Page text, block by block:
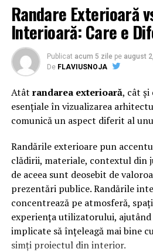
Randare Exterioară
Interioară: Care e
Publicat acum 5 zile pe august
De FLAVIUSNOJA
Atât randarea exterioară, cât și
esențiale în vizualizarea
comunică un aspect diferit al
Randările exterioare pun
clădirii, materiale, contextul din
de aceea sunt deosebit de
prezentări publice. Randările
concentrează pe atmosferă,
experiența utilizatorului,
implicate să înțeleagă mai bine
simți proiectul din interior.